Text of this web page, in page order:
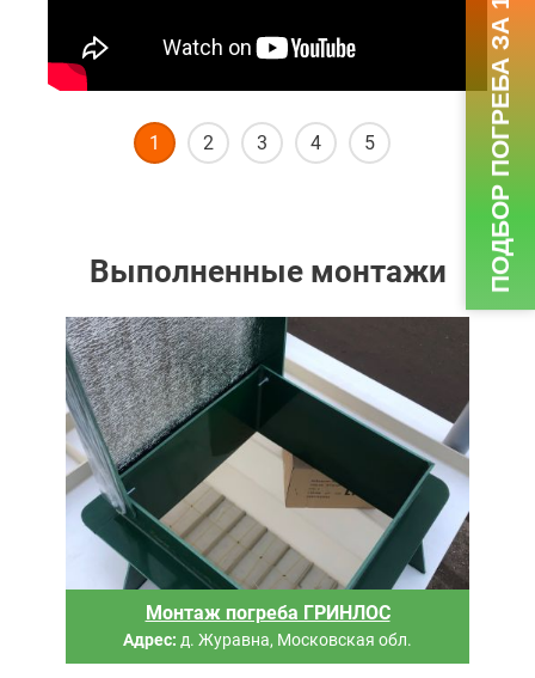
1 2 3 4 5
Выполненные монтажи
Монтаж погреба ГРИНЛОС
Адрес: д. Журавна, Московская обл.
ПОДБОР ПОГРЕБА ЗА 1 МИНУТУ
Шаг1